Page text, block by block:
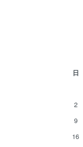
日
2
9
16